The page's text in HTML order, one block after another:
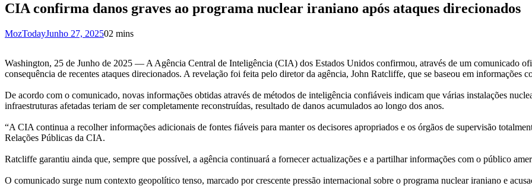
CIA confirma danos graves ao programa nuclear iraniano após ataques direcionados
MozTodayJunho 27, 202502 mins
Washington, 25 de Junho de 2025 — A Agência Central de Inteligência (CIA) dos Estados Unidos confirmou, através de um comunicado
consequência de recentes ataques direcionados. A revelação foi feita pelo diretor da agência, John Ratcliffe, que se baseou em informações
De acordo com o comunicado, novas informações obtidas através de métodos de inteligência confiáveis indicam que várias instalações
infraestruturas afetadas teriam de ser completamente reconstruídas, resultado de danos acumulados ao longo dos anos.
“A CIA continua a recolher informações adicionais de fontes fiáveis para manter os decisores apropriados e os órgãos de supervisão
Relações Públicas da CIA.
Ratcliffe garantiu ainda que, sempre que possível, a agência continuará a fornecer actualizações e a partilhar informações com o público
O comunicado surge num contexto geopolítico tenso, marcado por crescente pressão internacional sobre o programa nuclear iraniano e